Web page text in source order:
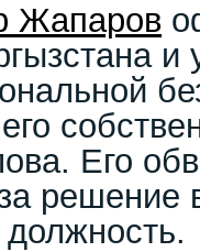
Жапаров
и
Его
решение